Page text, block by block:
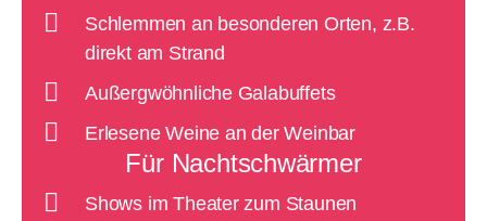
Schlemmen an besonderen Orten, z.B.
direkt am Strand
Außergwöhnliche Galabuffets
Erlesene Weine an der Weinbar
Für Nachtschwärmer
Shows im Theater zum Staunen